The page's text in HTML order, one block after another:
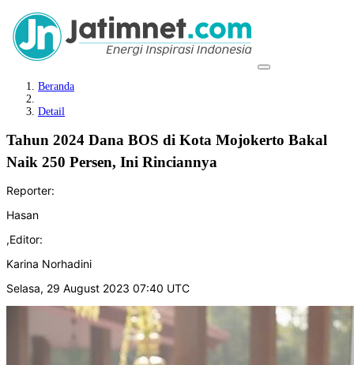
Beranda
Detail
Tahun 2024 Dana BOS di Kota Mojokerto Bakal
Naik 250 Persen, Ini Rinciannya
Reporter:
Hasan
,Editor:
Karina Norhadini
Selasa, 29 August 2023 07:40 UTC